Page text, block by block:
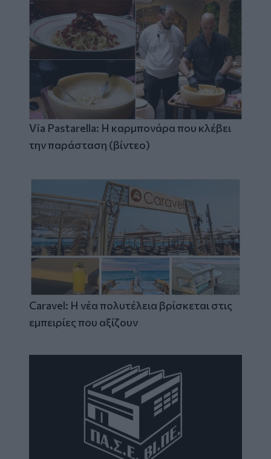
Via Pastarella: Η καρμπονάρα που κλέβει
την παράσταση (βίντεο)
Caravel: Η νέα πολυτέλεια βρίσκεται στις
εμπειρίες που αξίζουν